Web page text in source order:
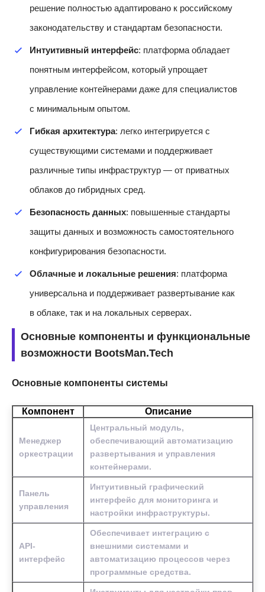
решение полностью адаптировано к российскому
законодательству и стандартам безопасности.
Интуитивный интерфейс: платформа обладает
понятным интерфейсом, который упрощает
управление контейнерами даже для специалистов
с минимальным опытом.
Гибкая архитектура: легко интегрируется с
существующими системами и поддерживает
различные типы инфраструктур — от приватных
облаков до гибридных сред.
Безопасность данных: повышенные стандарты
защиты данных и возможность самостоятельного
конфигурирования безопасности.
Облачные и локальные решения: платформа
универсальна и поддерживает развертывание как
в облаке, так и на локальных серверах.
Основные компоненты и функциональные
возможности BootsMan.Tech
Основные компоненты системы
Компонент Описание
Менеджер
оркестрации
Центральный модуль,
обеспечивающий автоматизацию
развертывания и управления
контейнерами.
Панель
управления
Интуитивный графический
интерфейс для мониторинга и
настройки инфраструктуры.
API-
интерфейс
Обеспечивает интеграцию с
внешними системами и
автоматизацию процессов через
программные средства.